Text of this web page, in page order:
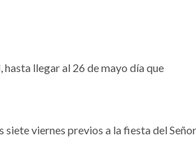
llegar al 26 de mayo día que
viernes previos a la fiesta del